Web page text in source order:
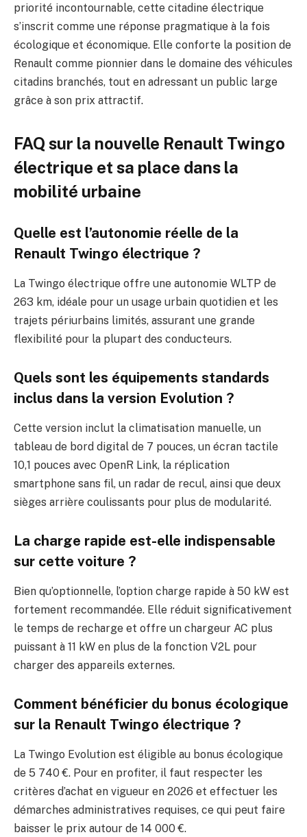
priorité incontournable, cette citadine électrique
s’inscrit comme une réponse pragmatique à la fois
écologique et économique. Elle conforte la position de
Renault comme pionnier dans le domaine des véhicules
citadins branchés, tout en adressant un public large
grâce à son prix attractif.
FAQ sur la nouvelle Renault Twingo
électrique et sa place dans la
mobilité urbaine
Quelle est l’autonomie réelle de la
Renault Twingo électrique ?
La Twingo électrique offre une autonomie WLTP de
263 km, idéale pour un usage urbain quotidien et les
trajets périurbains limités, assurant une grande
flexibilité pour la plupart des conducteurs.
Quels sont les équipements standards
inclus dans la version Evolution ?
Cette version inclut la climatisation manuelle, un
tableau de bord digital de 7 pouces, un écran tactile
10,1 pouces avec OpenR Link, la réplication
smartphone sans fil, un radar de recul, ainsi que deux
sièges arrière coulissants pour plus de modularité.
La charge rapide est-elle indispensable
sur cette voiture ?
Bien qu’optionnelle, l’option charge rapide à 50 kW est
fortement recommandée. Elle réduit significativement
le temps de recharge et offre un chargeur AC plus
puissant à 11 kW en plus de la fonction V2L pour
charger des appareils externes.
Comment bénéficier du bonus écologique
sur la Renault Twingo électrique ?
La Twingo Evolution est éligible au bonus écologique
de 5 740 €. Pour en profiter, il faut respecter les
critères d’achat en vigueur en 2026 et effectuer les
démarches administratives requises, ce qui peut faire
baisser le prix autour de 14 000 €.